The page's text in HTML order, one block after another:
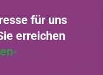
für uns
erreichen